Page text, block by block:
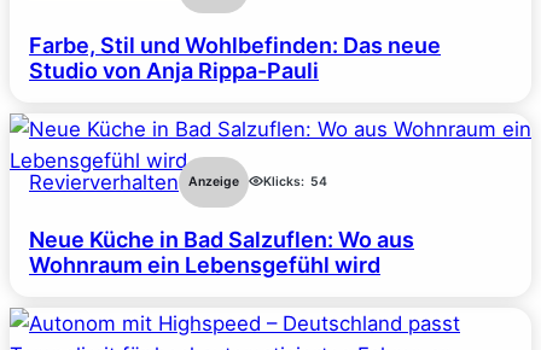
Farbe, Stil und Wohlbefinden: Das neue
Studio von Anja Rippa-Pauli
Revierverhalten Anzeige Klicks: 54
Neue Küche in Bad Salzuflen: Wo aus
Wohnraum ein Lebensgefühl wird